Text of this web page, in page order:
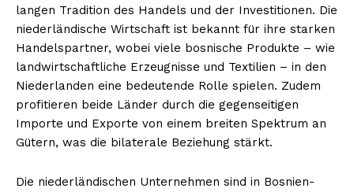
langen Tradition des Handels und der Investitionen. Die
niederländische Wirtschaft ist bekannt für ihre starken
Handelspartner, wobei viele bosnische Produkte – wie
landwirtschaftliche Erzeugnisse und Textilien – in den
Niederlanden eine bedeutende Rolle spielen. Zudem
profitieren beide Länder durch die gegenseitigen
Importe und Exporte von einem breiten Spektrum an
Gütern, was die bilaterale Beziehung stärkt.
Die niederländischen Unternehmen sind in Bosnien-